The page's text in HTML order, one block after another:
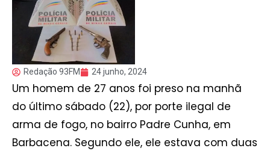
Redação 93FM 24 junho, 2024
Um homem de 27 anos foi preso na manhã
do último sábado (22), por porte ilegal de
arma de fogo, no bairro Padre Cunha, em
Barbacena. Segundo ele, ele estava com duas